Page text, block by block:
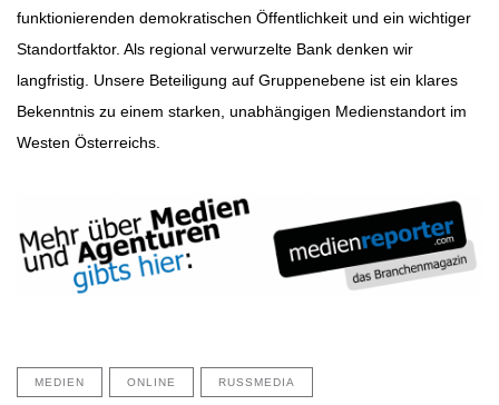
funktionierenden demokratischen Öffentlichkeit und ein wichtiger
Standortfaktor. Als regional verwurzelte Bank denken wir
langfristig. Unsere Beteiligung auf Gruppenebene ist ein klares
Bekenntnis zu einem starken, unabhängigen Medienstandort im
Westen Österreichs.
MEDIEN ONLINE RUSSMEDIA